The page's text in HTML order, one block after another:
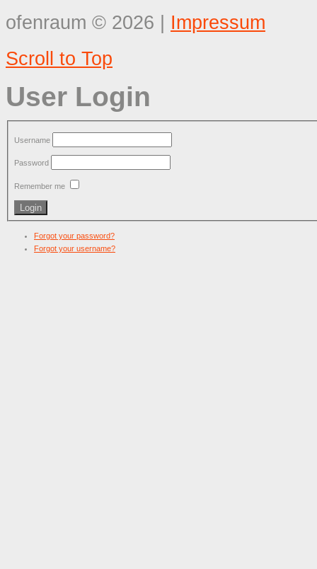
ofenraum © 2026
Impressum
Scroll to Top
User Login
Username
Password
Remember me
Forgot your password?
Forgot your username?